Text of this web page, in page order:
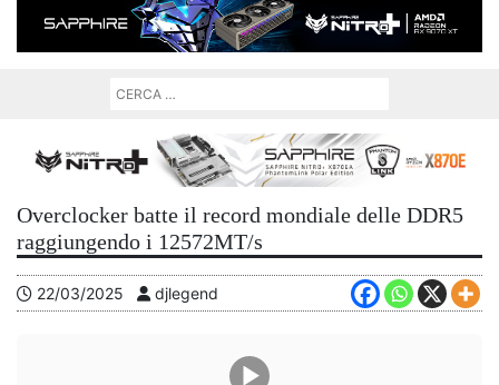
Overclocker batte il record mondiale delle DDR5
raggiungendo i 12572MT/s
22/03/2025 djlegend